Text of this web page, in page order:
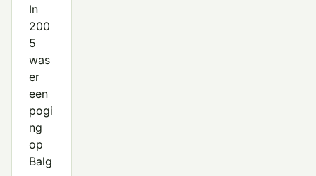
In
200
5
was
er
een
pogi
ng
op
Balg